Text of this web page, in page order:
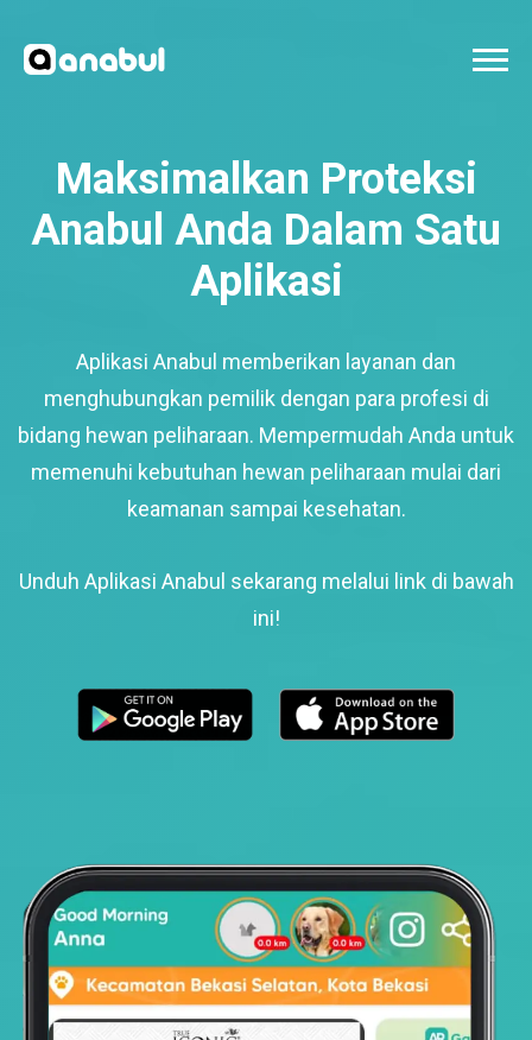
Maksimalkan Proteksi
Anabul Anda Dalam Satu
Aplikasi
Aplikasi Anabul memberikan layanan dan
menghubungkan pemilik dengan para profesi di
bidang hewan peliharaan. Mempermudah Anda untuk
memenuhi kebutuhan hewan peliharaan mulai dari
keamanan sampai kesehatan.
Unduh Aplikasi Anabul sekarang melalui link di bawah
ini!